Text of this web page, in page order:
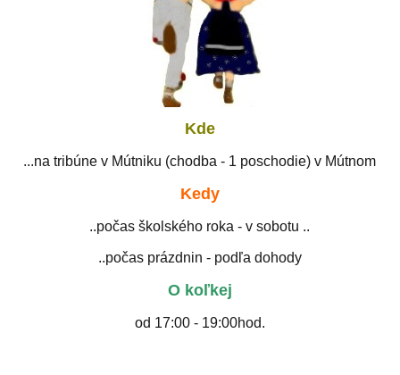
Kde
...na tribúne v Mútniku (chodba - 1 poschodie) v Mútnom
Kedy
..počas školského roka - v sobotu ..
..počas prázdnin - podľa dohody
O koľkej
od 17:00 - 19:00hod.